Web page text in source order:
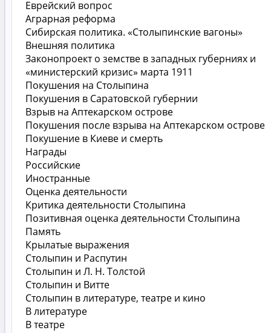
Еврейский вопрос
Аграрная реформа
Сибирская политика. «Столыпинские вагоны»
Внешняя политика
Законопроект о земстве в западных губерниях и
«министерский кризис» марта 1911
Покушения на Столыпина
Покушения в Саратовской губернии
Взрыв на Аптекарском острове
Покушения после взрыва на Аптекарском острове
Покушение в Киеве и смерть
Награды
Российские
Иностранные
Оценка деятельности
Критика деятельности Столыпина
Позитивная оценка деятельности Столыпина
Память
Крылатые выражения
Столыпин и Распутин
Столыпин и Л. Н. Толстой
Столыпин и Витте
Столыпин в литературе, театре и кино
В литературе
В театре